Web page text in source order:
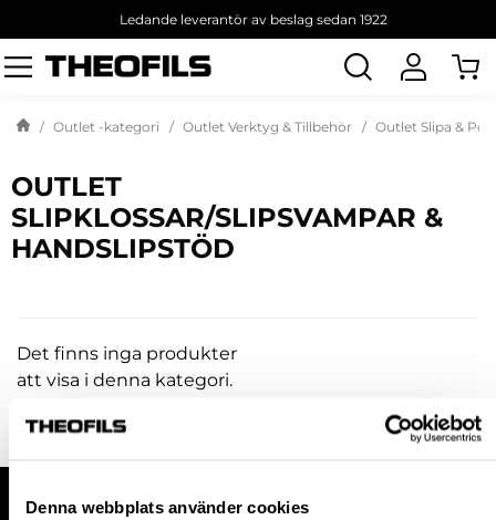
Denna webbplats använder cookies
Ledande leverantör av beslag sedan 1922
Sök
produkt
Outlet -kategori Outlet Verktyg & Tillbehör Outlet Slipa &
OUTLET
SLIPKLOSSAR/SLIPSVAMPAR &
HANDSLIPSTÖD
Det finns inga produkter
att visa i denna kategori.
HANDLA HOS OSS